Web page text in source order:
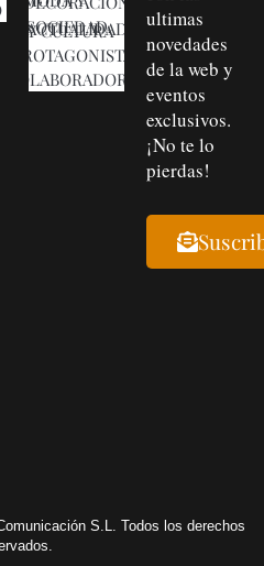
SOCIEDAD, ACTUALIDAD Y CULTURA
PROTAGONISTAS
COLABORADORES
ultimas
novedades
de la web y
eventos
exclusivos.
¡No te lo
pierdas!
S.L. Todos los derechos